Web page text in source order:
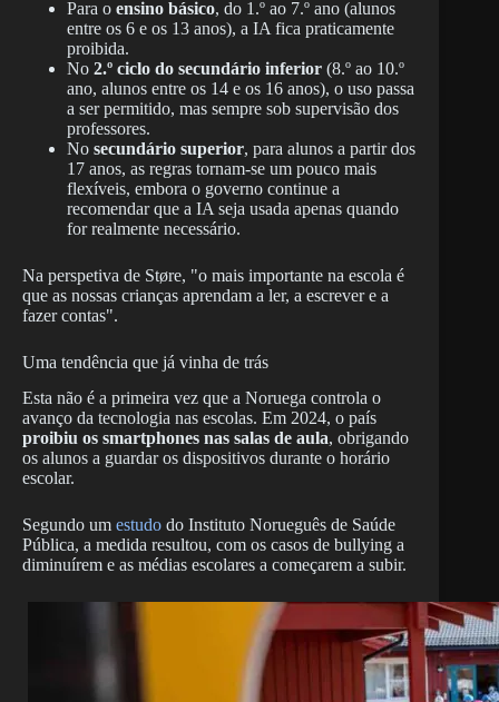
Para o ensino básico, do 1.º ao 7.º ano (alunos
entre os 6 e os 13 anos), a IA fica praticamente
proibida.
No 2.º ciclo do secundário inferior (8.º ao 10.º
ano, alunos entre os 14 e os 16 anos), o uso passa
a ser permitido, mas sempre sob supervisão dos
professores.
No secundário superior, para alunos a partir dos
17 anos, as regras tornam-se um pouco mais
flexíveis, embora o governo continue a
recomendar que a IA seja usada apenas quando
for realmente necessário.
Na perspetiva de Støre, "o mais importante na escola é
que as nossas crianças aprendam a ler, a escrever e a
fazer contas".
Uma tendência que já vinha de trás
Esta não é a primeira vez que a Noruega controla o
avanço da tecnologia nas escolas. Em 2024, o país
proibiu os smartphones nas salas de aula, obrigando
os alunos a guardar os dispositivos durante o horário
escolar.
Segundo um estudo do Instituto Norueguês de Saúde
Pública, a medida resultou, com os casos de bullying a
diminuírem e as médias escolares a começarem a subir.